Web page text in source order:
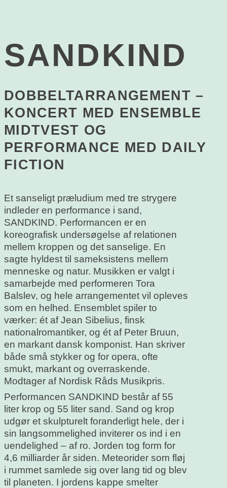
SANDKIND
DOBBELTARRANGEMENT –
KONCERT MED ENSEMBLE
MIDTVEST OG
PERFORMANCE MED DAILY
FICTION
Et sanseligt præludium med tre strygere
indleder en performance i sand,
SANDKIND. Performancen er en
koreografisk undersøgelse af relationen
mellem kroppen og det sanselige. En
sagte hyldest til sameksistens mellem
menneske og natur. Musikken er valgt i
samarbejde med performeren Tora
Balslev, og hele arrangementet vil opleves
som en helhed. Ensemblet spiler to
værker: ét af Jean Sibelius, finsk
nationalromantiker, og ét af Peter Bruun,
en markant dansk komponist. Han skriver
både små stykker og for opera, ofte
smukt, markant og overraskende.
Modtager af Nordisk Råds Musikpris.
Performancen SANDKIND består af 55
liter krop og 55 liter sand. Sand og krop
udgør et skulpturelt foranderligt hele, der i
sin langsommelighed inviterer os ind i en
uendelighed – af ro. Jorden tog form for
4,6 milliarder år siden. Meteorider som fløj
i rummet samlede sig over lang tid og blev
til planeten. I jordens kappe smelter